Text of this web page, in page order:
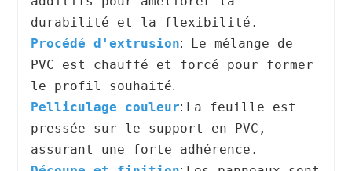
durabilité et la flexibilité.
Procédé d'extrusion:
Le mélange de
PVC est chauffé et forcé pour former
le profil souhaité.
Pelliculage couleur: La feuille est
pressée sur le support en PVC,
assurant une forte adhérence.